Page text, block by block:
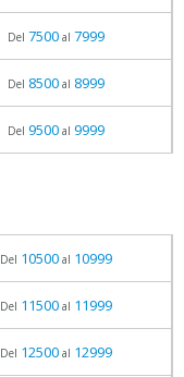
Del 7500al 7999
Del 8500al 8999
Del 9500al 9999
Del 10500al 10999
Del 11500al 11999
Del 12500al 12999